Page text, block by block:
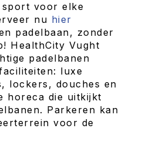
sport voor elke
nu hier
padelbaan, zonder
HealthCity Vught
padelbanen
luxe
lockers, douches en
horeca die uitkijkt
Parkeren kan
voor de